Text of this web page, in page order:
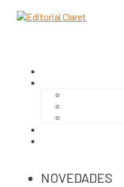
NOVEDADES